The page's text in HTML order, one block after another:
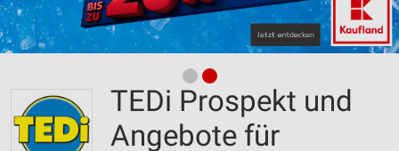
TEDi Prospekt und
Angebote für